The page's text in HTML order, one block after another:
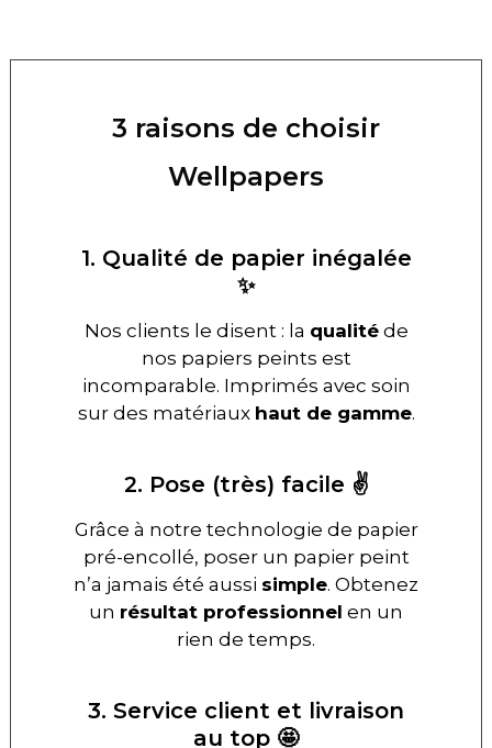
3 raisons de choisir
Wellpapers
1. Qualité de papier inégalée
✨
Nos clients le disent : la qualitéde
nos papiers peints est
incomparable. Imprimés avec soin
sur des matériaux haut de gamme.
2. Pose (très) facile ✌️
Grâce à notre technologie de papier
pré-encollé, poser un papier peint
n’a jamais été aussi simple. Obtenez
un résultat professionnel en un
rien de temps.
3. Service client et livraison
au top 🤩